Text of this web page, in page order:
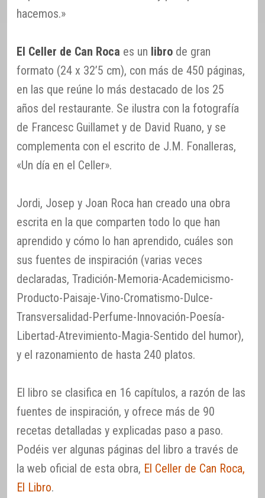
hacemos.»
El Celler de Can Roca es un libro de gran
formato (24 x 32’5 cm), con más de 450 páginas,
en las que reúne lo más destacado de los 25
años del restaurante. Se ilustra con la fotografía
de Francesc Guillamet y de David Ruano, y se
complementa con el escrito de J.M. Fonalleras,
«Un día en el Celler».
Jordi, Josep y Joan Roca han creado una obra
escrita en la que comparten todo lo que han
aprendido y cómo lo han aprendido, cuáles son
sus fuentes de inspiración (varias veces
declaradas, Tradición-Memoria-Academicismo-
Producto-Paisaje-Vino-Cromatismo-Dulce-
Transversalidad-Perfume-Innovación-Poesía-
Libertad-Atrevimiento-Magia-Sentido del humor),
y el razonamiento de hasta 240 platos.
El libro se clasifica en 16 capítulos, a razón de las
fuentes de inspiración, y ofrece más de 90
recetas detalladas y explicadas paso a paso.
Podéis ver algunas páginas del libro a través de
la web oficial de esta obra, El Celler de Can Roca,
El Libro.